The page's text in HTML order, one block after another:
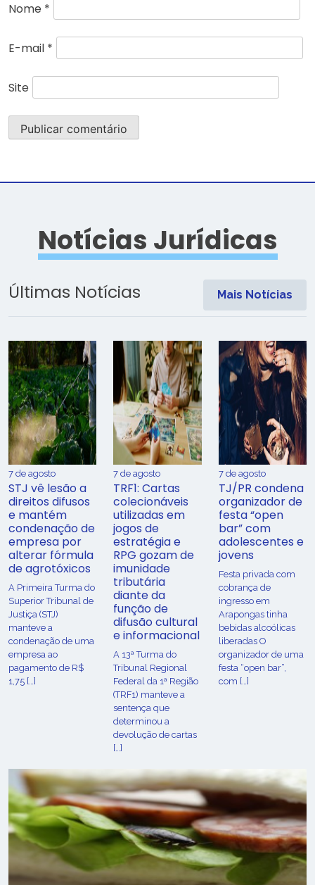
Nome *
E-mail *
Site
Notícias Jurídicas
Últimas Notícias Mais Notícias
7 de agosto
STJ vê lesão a
direitos difusos
e mantém
condenação de
empresa por
alterar fórmula
de agrotóxicos
​A Primeira Turma do
Superior Tribunal de
Justiça (STJ)
manteve a
condenação de uma
empresa ao
pagamento de R$
1,75 […]
7 de agosto
TRF1: Cartas
colecionáveis
utilizadas em
jogos de
estratégia e
RPG gozam de
imunidade
tributária
diante da
função de
difusão cultural
e informacional
A 13ª Turma do
Tribunal Regional
Federal da 1ª Região
(TRF1) manteve a
sentença que
determinou a
devolução de cartas
[…]
7 de agosto
TJ/PR condena
organizador de
festa “open
bar” com
adolescentes e
jovens
Festa privada com
cobrança de
ingresso em
Arapongas tinha
bebidas alcoólicas
liberadas O
organizador de uma
festa “open bar”,
com […]